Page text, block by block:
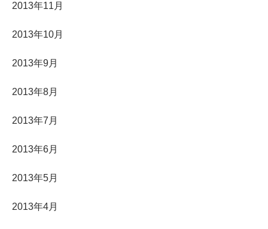
2013年11月
2013年10月
2013年9月
2013年8月
2013年7月
2013年6月
2013年5月
2013年4月